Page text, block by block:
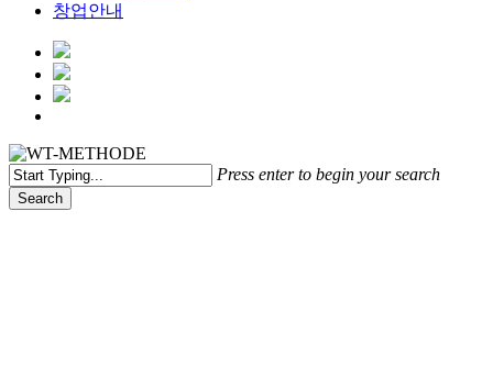
창업안내
Press enter to begin your search
Search